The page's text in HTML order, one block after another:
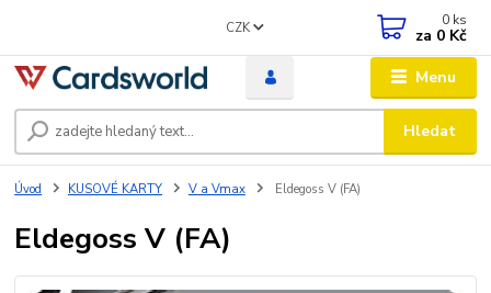
Menu
CZK
Hledat
0 ks
za 0 Kč
Úvod KUSOVÉ KARTY V a Vmax Eldegoss V (FA)
Eldegoss V (FA)